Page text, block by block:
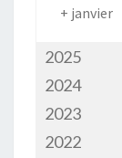
+ janvier
2025
2024
2023
2022